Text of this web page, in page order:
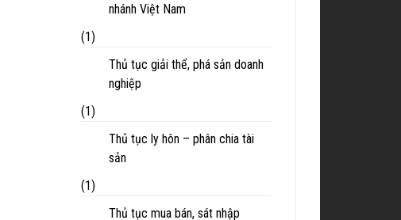
nhánh Việt Nam
(1)
Thủ tục giải thể, phá sản doanh
nghiệp
(1)
Thủ tục ly hôn – phân chia tài
sản
(1)
Thủ tục mua bán, sát nhập